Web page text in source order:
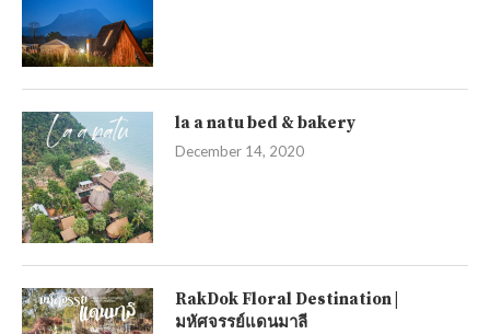
la a natu bed & bakery
December 14, 2020
RakDok Floral Destination |
มหัศจรรย์แดนมาลี